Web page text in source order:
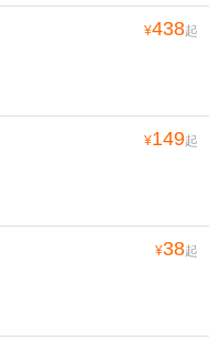
¥438起
¥149起
¥38起